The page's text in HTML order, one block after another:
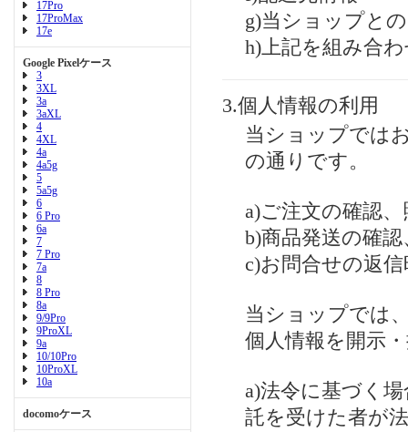
17Pro
17ProMax
17e
Google Pixelケース
3
3XL
3a
3aXL
4
4XL
4a
4a5g
5
5a5g
6
6 Pro
6a
7
7 Pro
7a
8
8 Pro
8a
9/9Pro
9ProXL
9a
10/10Pro
10ProXL
10a
docomoケース
g)当ショップと
h)上記を組み合
3.個人情報の利用
当ショップでは
の通りです。
a)ご注文の確認、
b)商品発送の確認
c)お問合せの返信
当ショップでは
個人情報を開示
a)法令に基づく
託を受けた者が